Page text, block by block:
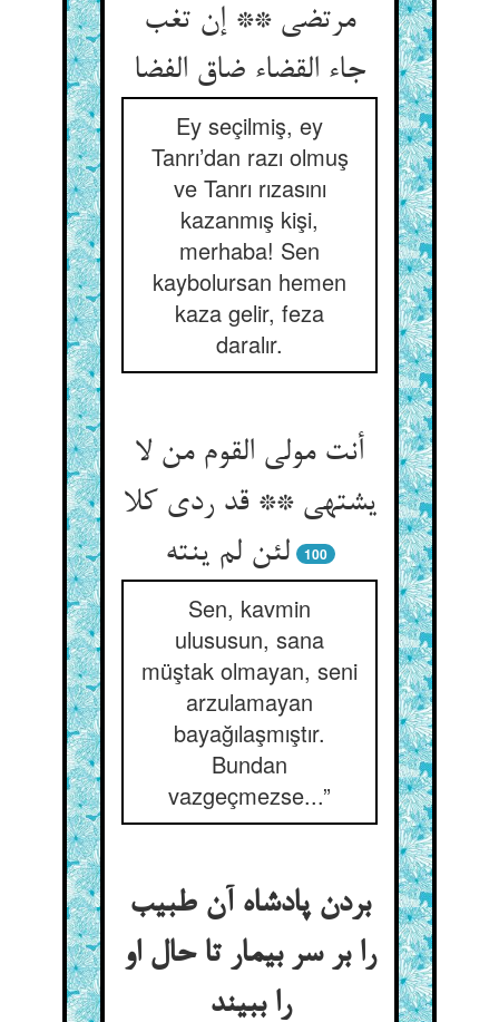
مرتضی ** إن تغب
جاء القضاء ضاق الفضا
Ey seçilmiş, ey
Tanrı’dan razı olmuş
ve Tanrı rızasını
kazanmış kişi,
merhaba! Sen
kaybolursan hemen
kaza gelir, feza
daralır.
أنت مولی القوم من لا
یشتهی ** قد ردی کلا
لئن لم ینته‌‌
100
Sen, kavmin
ulususun, sana
müştak olmayan, seni
arzulamayan
bayağılaşmıştır.
Bundan
vazgeçmezse...”
بردن پادشاه آن طبیب
را بر سر بیمار تا حال او
را ببیند